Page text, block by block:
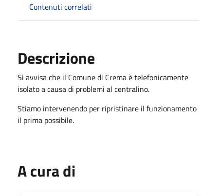
Contenuti correlati
Descrizione
Si avvisa che il Comune di Crema è telefonicamente
isolato a causa di problemi al centralino.
Stiamo intervenendo per ripristinare il funzionamento
il prima possibile.
A cura di